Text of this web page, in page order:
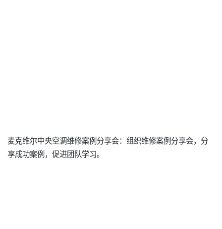
麦克维尔中央空调维修案例分享会：组织维修案例分享会，分
享成功案例，促进团队学习。